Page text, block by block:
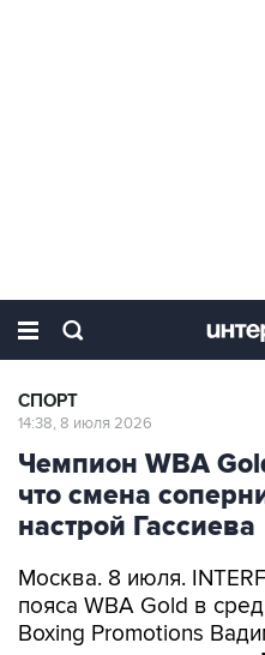
СПОРТ
14:38, 8 июля 2026
Чемпион WBA
что смена
настрой Гассиева
Москва. 8 июля.
пояса WBA Gold в
Boxing Promotions